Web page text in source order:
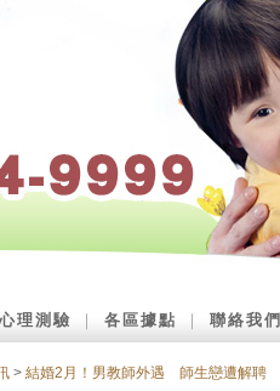
理測驗 各區據點 聯絡我們
> 結婚2月！男教師外遇 師生戀遭解聘